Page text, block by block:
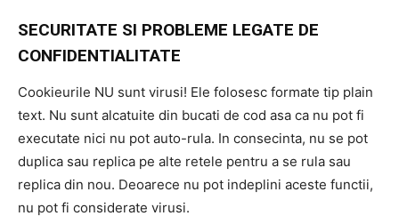
SECURITATE SI PROBLEME LEGATE DE
CONFIDENTIALITATE
Cookieurile NU sunt virusi! Ele folosesc formate tip plain
text. Nu sunt alcatuite din bucati de cod asa ca nu pot fi
executate nici nu pot auto-rula. In consecinta, nu se pot
duplica sau replica pe alte retele pentru a se rula sau
replica din nou. Deoarece nu pot indeplini aceste functii,
nu pot fi considerate virusi.